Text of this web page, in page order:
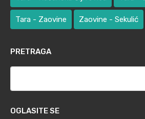
Tara - Zaovine Zaovine - Sekulić
PRETRAGA
OGLASITE SE